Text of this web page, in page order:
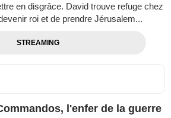
en disgrâce. David trouve refuge chez
roi et de prendre Jérusalem...
STREAMING
l'enfer de la guerre